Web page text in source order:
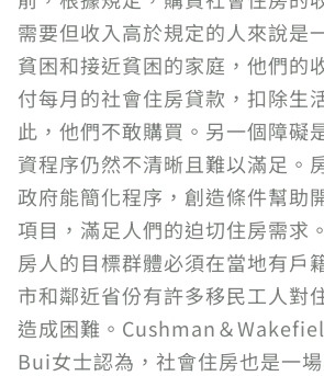
需要但收入高於規定的人來說是
貧困和接近貧困的家庭，他們的
付每月的社會住房貸款，扣除生
此，他們不敢購買。另一個障礙
資程序仍然不清晰且難以滿足。
政府能簡化程序，創造條件幫助
項目，滿足人們的迫切住房需求
房人的目標群體必須在當地有戶
市和鄰近省份有許多移民工人對
造成困難。Cushman＆
Bui女士認為，社會住房也是一